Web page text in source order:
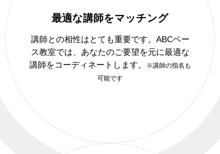
最適な講師をマッチング
講師との相性はとても重要です。ABCベー
ス教室では、あなたのご要望を元に最適な
講師をコーディネートします。
※講師の指名も
可能です